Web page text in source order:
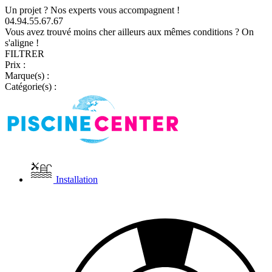
Un projet ? Nos experts vous accompagnent !
04.94.55.67.67
Vous avez trouvé moins cher ailleurs aux mêmes conditions ? On
s'aligne !
FILTRER
Prix :
Marque(s) :
Catégorie(s) :
Installation